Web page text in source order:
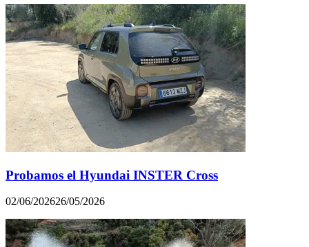
Probamos el Hyundai INSTER Cross
02/06/202626/05/2026